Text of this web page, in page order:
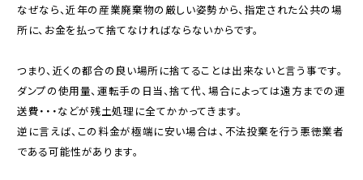
なぜなら、近年の産業廃棄物の厳しい姿勢から、指定された公共の場
所に、お金を払って捨てなければならないからです。
つまり、近くの都合の良い場所に捨てることは出来ないと言う事です。
ダンプの使用量、運転手の日当、捨て代、場合によっては遠方までの運
送費・・・などが残土処理に全てかかってきます。
逆に言えば、この料金が極端に安い場合は、不法投棄を行う悪徳業者
である可能性があります。